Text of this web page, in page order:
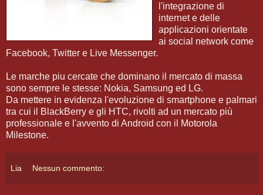
l'integrazione di
internet e delle
applicazioni orientate
ai social network come
Facebook, Twitter e Live Messenger.
Le marche piu cercate che dominano il mercato di massa
sono sempre le stesse: Nokia, Samsung ed LG.
Da mettere in evidenza l'evoluzione di smartphone e palmari
tra cui il BlackBerry e gli HTC, rivolti ad un mercato più
professionale e l'avvento di Android con il Motorola
Milestone.
Lia Nessun commento: